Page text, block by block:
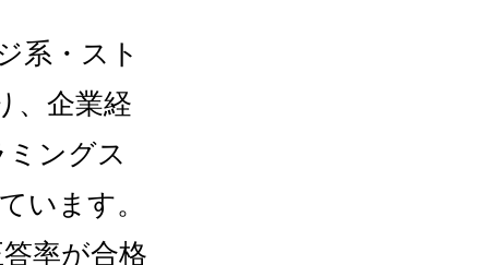
系・スト
、企業経
ングス
います。
率が合格